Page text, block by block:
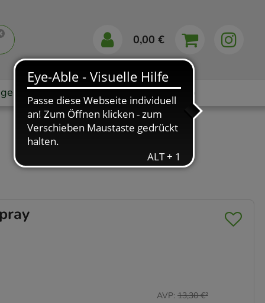
0,00 €
Markenshops Ratgeber App
AVP: 13,30 €²